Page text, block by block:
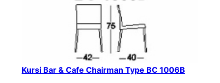
Kursi Bar & Cafe Chairman Type BC 1006B